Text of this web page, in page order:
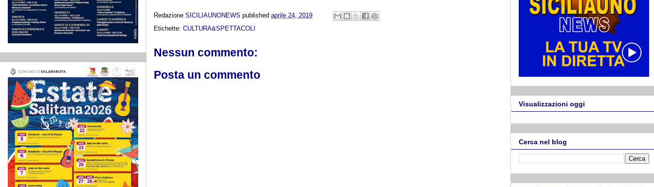
Redazione SICILIAUNONEWS published aprile 24, 2019
Etichette: CULTURA&SPETTACOLI
Nessun commento:
Posta un commento
Visualizzazioni oggi
Cerca nel blog